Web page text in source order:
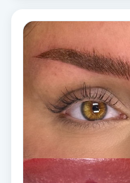
Bottenfärg
Brynformning
Brynfärgning